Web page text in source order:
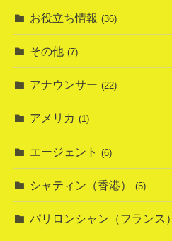
お役立ち情報 (36)
その他 (7)
アナウンサー (22)
アメリカ (1)
エージェント (6)
シャティン（香港） (5)
パリロンシャン（フランス）